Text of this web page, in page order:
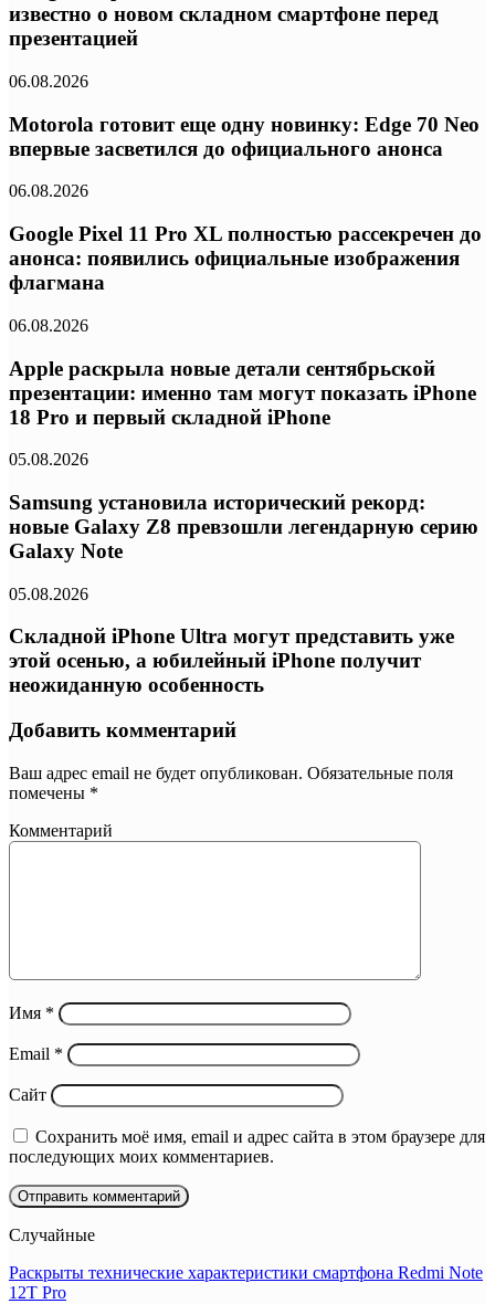
известно о новом складном смартфоне перед
презентацией
06.08.2026
Motorola готовит еще одну новинку: Edge 70 Neo
впервые засветился до официального анонса
06.08.2026
Google Pixel 11 Pro XL полностью рассекречен до
анонса: появились официальные изображения
флагмана
06.08.2026
Apple раскрыла новые детали сентябрьской
презентации: именно там могут показать iPhone
18 Pro и первый складной iPhone
05.08.2026
Samsung установила исторический рекорд:
новые Galaxy Z8 превзошли легендарную серию
Galaxy Note
05.08.2026
Складной iPhone Ultra могут представить уже
этой осенью, а юбилейный iPhone получит
неожиданную особенность
Добавить комментарий
Ваш адрес email не будет опубликован. Обязательные поля
помечены *
Комментарий
Имя *
Email *
Сайт
Сохранить моё имя, email и адрес сайта в этом браузере для
последующих моих комментариев.
Случайные
Раскрыты технические характеристики смартфона Redmi Note
12T Pro